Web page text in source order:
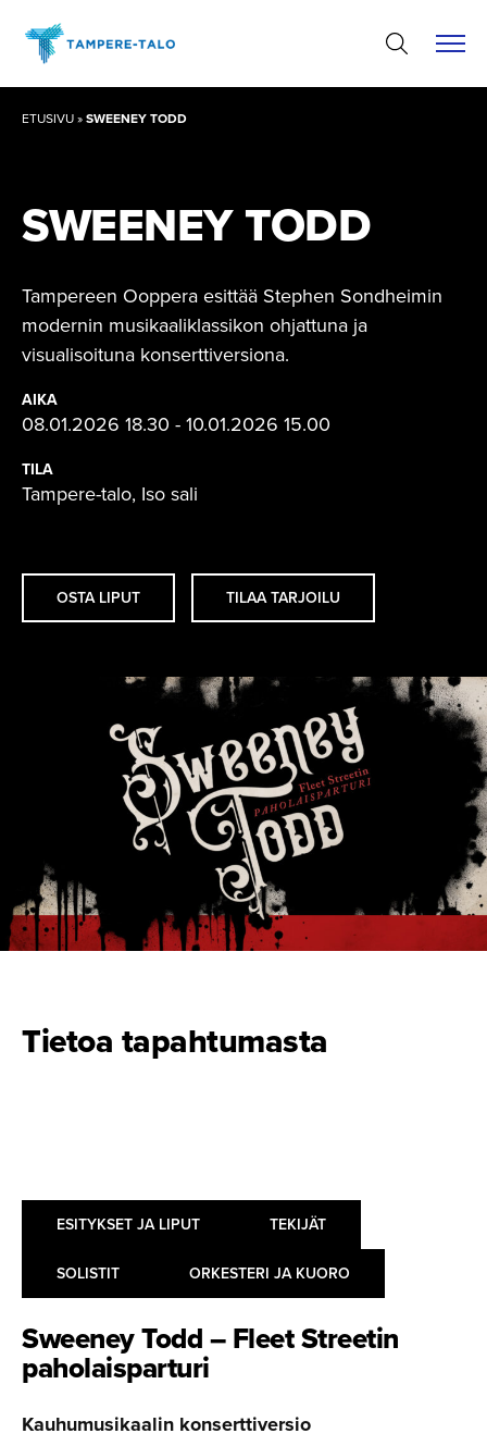
sisältöön
ETUSIVU»SWEENEY TODD
SWEENEY TODD
Tampereen Ooppera esittää Stephen Sondheimin
modernin musikaaliklassikon ohjattuna ja
visualisoituna konserttiversiona.
AIKA
08.01.2026 18.30 - 10.01.2026 15.00
TILA
Tampere-talo, Iso sali
OSTA LIPUT TILAA TARJOILU
Tietoa tapahtumasta
ESITYKSET JA LIPUT TEKIJÄT
SOLISTIT ORKESTERI JA KUORO
Sweeney Todd – Fleet Streetin
paholais­parturi
Kauhumusikaalin konserttiversio